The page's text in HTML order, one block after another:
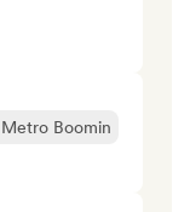
Metro Boomin